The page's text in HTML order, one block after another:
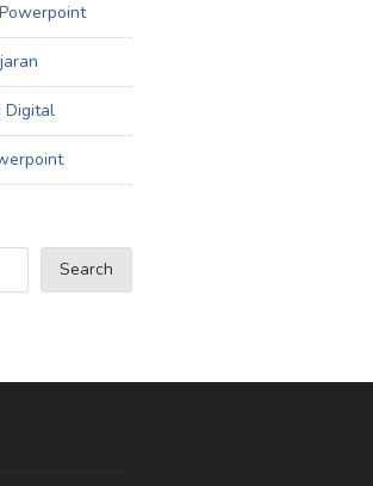
Digital
Search